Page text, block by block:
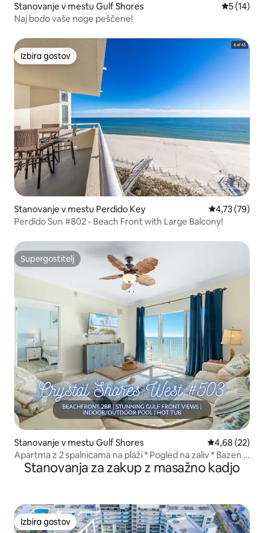
Stanovanje v mestu Gulf Shores
5 (14)
Naj bodo vaše noge peščene!
Izbira gostov
Izbira gostov
Stanovanje v mestu Perdido Key Povprečna
4,73 (79)
Perdido Sun #802 - Beach Front with Large Balcony!
Supergostitelj
Supergostitelj
Stanovanje v mestu Gulf Shores Povprečna
4,68 (22)
Apartma z 2 spalnicama na plaži * Pogled na zaliv * Bazen *
Masažna kad * Telovadnica
Stanovanja za zakup z masažno kadjo
Izbira gostov
Izbira gostov